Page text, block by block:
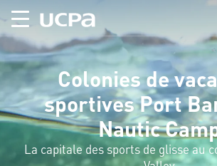
Colonies de
sportives Port
Nautic
La capitale des sports de glisse au